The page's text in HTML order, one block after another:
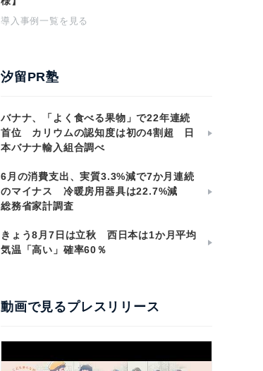
導入事例一覧を見る
汐留PR塾
バナナ、「よく食べる果物」で22年連続
首位 カリウムの認知度は初の4割超 日
本バナナ輸入組合調べ
6月の消費支出、実質3.3%減で7か月連続
のマイナス 冷暖房用器具は22.7%減
総務省家計調査
きょう8月7日は立秋 西日本は1か月平均
気温「高い」確率60％
動画で見るプレスリリース